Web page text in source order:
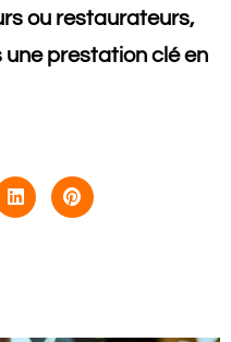
ou restaurateurs,
prestation clé en